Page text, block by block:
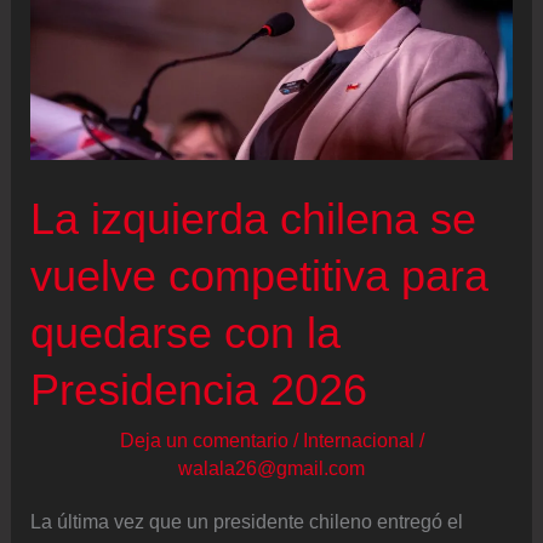
La izquierda chilena se
vuelve competitiva para
quedarse con la
Presidencia 2026
Deja un comentario / Internacional /
walala26@gmail.com
La última vez que un presidente chileno entregó el